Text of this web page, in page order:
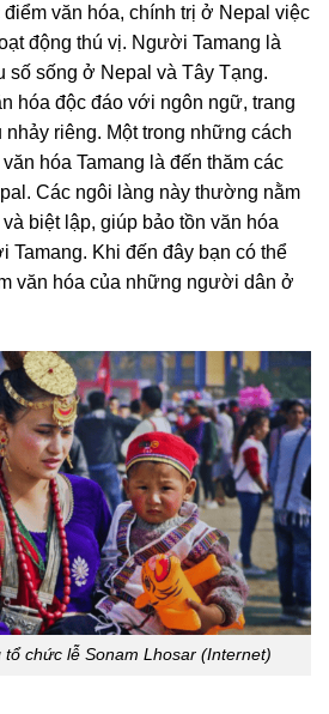
văn hóa, chính trị ở Nepal việc
động thú vị. Người Tamang là
số sống ở Nepal và Tây Tạng.
hóa độc đáo với ngôn ngữ, trang
nhảy riêng. Một trong những cách
hóa Tamang là đến thăm các
Các ngôi làng này thường nằm
biệt lập, giúp bảo tồn văn hóa
Tamang. Khi đến đây bạn có thể
văn hóa của những người dân ở
tổ chức lễ Sonam Lhosar (Internet)